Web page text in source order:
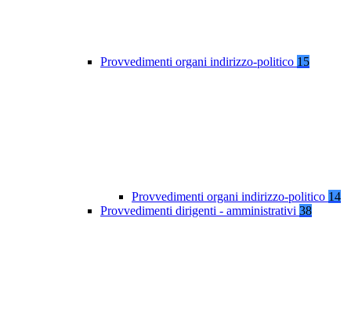
Provvedimenti organi indirizzo-politico 15
Provvedimenti organi indirizzo-politico 14
Provvedimenti dirigenti - amministrativi 38